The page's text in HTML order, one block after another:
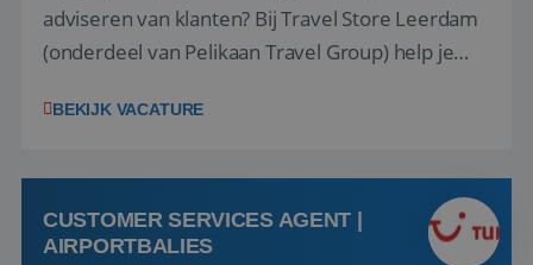
adviseren van klanten? Bij Travel Store Leerdam
(onderdeel van Pelikaan Travel Group) help je
vinden. Samen maken we van elke reis een
hebt in de reisbranche of j...
BEKIJK VACATURE
CUSTOMER SERVICES AGENT |
AIRPORTBALIES